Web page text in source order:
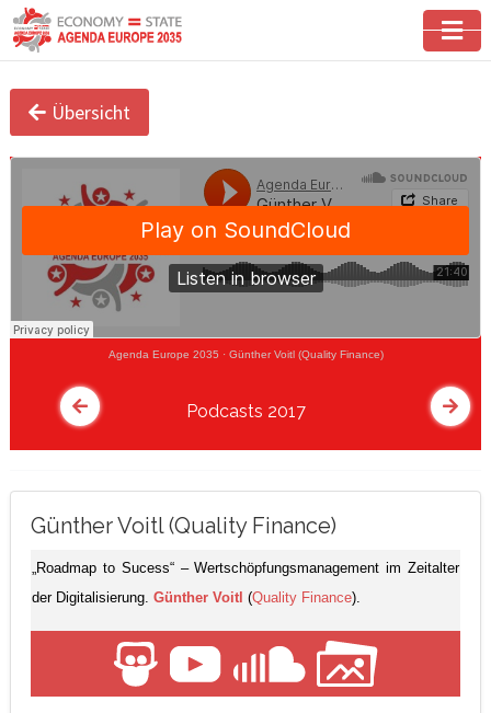
Übersicht
Agenda Europe 2035 · Günther Voitl (Quality Finance)
Podcasts 2017
Günther Voitl (Quality Finance)
„Roadmap to Sucess“ – Wertschöpfungsmanagement im Zeitalter
der Digitalisierung. Günther Voitl (Quality Finance).